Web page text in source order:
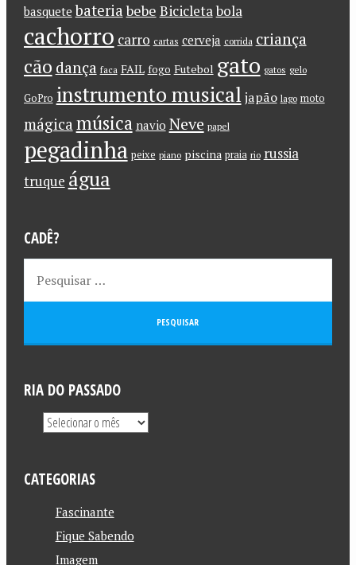
basquete bateriabebe Bicicletabola
cachorro carro cartas cerveja corrida criança
cão dança faca FAIL fogo Futebol gato gatos gelo
GoPro instrumento musical japão lago moto
mágica música navio Neve papel
pegadinha peixe piano piscina praia rio russia
truque água
CADÊ?
RIA DO PASSADO
CATEGORIAS
Fascinante
Fique Sabendo
Imagem